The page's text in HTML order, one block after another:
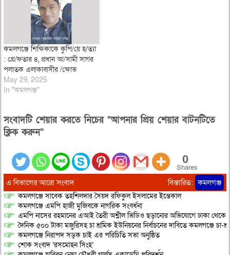
কমলগঞ্জে শিক্ষিকাকে কুপি/য়ে হ/ত্যা
: গ্রে/ফতার ৪, প্রধান আ/সামী সাগর
পলাতক এলাকাবাসীর /ক্ষোভ
May 29, 2025
In "কমলগঞ্জ"
সংবাদটি শেয়ার করতে নিচের “আপনার প্রিয় শেয়ার বাটনটিতে
ক্লিক করুন”
0
Shares
এ বিভাগের আরো সংবাদ বিস্তারিত: কমলগঞ্জ
কমলগঞ্জে সাবেক তহশিলদার সৈয়দ রফিকুল ইসলামের ইন্তেকাল
কমলগঞ্জে এমপি হাজী মুজিবকে নাগরিক সংবর্ধনা
এমপি নাসের রহমানের এআই তৈরী অশ্লীল ভিডিও ছড়ানোর অভিযোগে ঢাকা থেকে
দৈনিক ৫০০ টাকা মজুরিসহ চা শ্রমিক ইউনিয়নের নির্বাচনের দাবিতে কমলগঞ্জে চা-
কমলগঞ্জে নিরাপদ সড়ক চাই এর পরিচিতি সভা অনুষ্ঠিত
শোক সংবাদ ‘রসমোহন সিংহ’